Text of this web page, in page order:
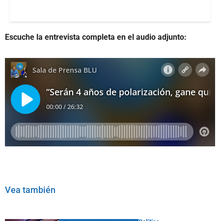
Escuche la entrevista completa en el audio adjunto:
Vea también